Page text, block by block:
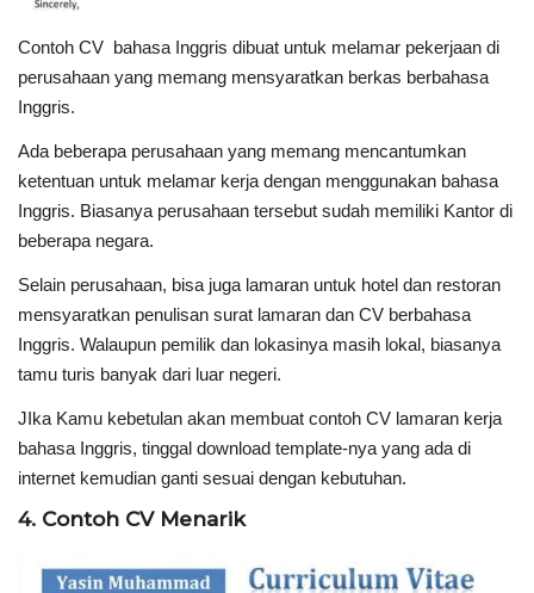
Contoh CV bahasa Inggris dibuat untuk melamar pekerjaan di
perusahaan yang memang mensyaratkan berkas berbahasa
Inggris.
Ada beberapa perusahaan yang memang mencantumkan
ketentuan untuk melamar kerja dengan menggunakan bahasa
Inggris. Biasanya perusahaan tersebut sudah memiliki Kantor di
beberapa negara.
Selain perusahaan, bisa juga lamaran untuk hotel dan restoran
mensyaratkan penulisan surat lamaran dan CV berbahasa
Inggris. Walaupun pemilik dan lokasinya masih lokal, biasanya
tamu turis banyak dari luar negeri.
JIka Kamu kebetulan akan membuat contoh CV lamaran kerja
bahasa Inggris, tinggal download template-nya yang ada di
internet kemudian ganti sesuai dengan kebutuhan.
4. Contoh CV Menarik